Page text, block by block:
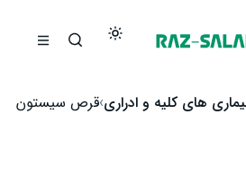
های کلیه و ادراری قرص سیستون